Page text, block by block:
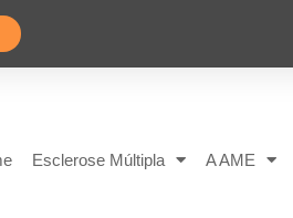
Esclerose Múltipla A AME